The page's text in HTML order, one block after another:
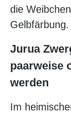
die
Gelbfärbung.
Jurua
paarweise
werden
Im